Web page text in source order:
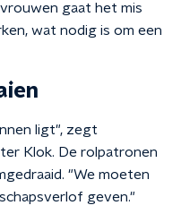
gaat het mis
wat nodig is om een
ligt", zegt
Klok. De rolpatronen
"We moeten
geven."